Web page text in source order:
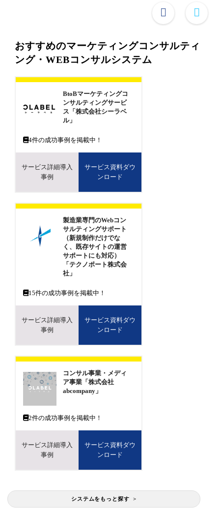
おすすめのマーケティングコンサルティ
ング・WEBコンサルシステム
BtoBマーケティングコ
ンサルティングサービ
ス「株式会社シーラベ
ル」
4件の成功事例を掲載中！
サービス詳細導入
事例
サービス資料ダウ
ンロード
製造業専門のWebコン
サルティングサポート
（新規制作だけでな
く、既存サイトの運営
サポートにも対応）
「テクノポート株式会
社」
15件の成功事例を掲載中！
サービス詳細導入
事例
サービス資料ダウ
ンロード
コンサル事業・メディ
ア事業「株式会社
abcompany」
2件の成功事例を掲載中！
サービス詳細導入
事例
サービス資料ダウ
ンロード
システムをもっと探す >